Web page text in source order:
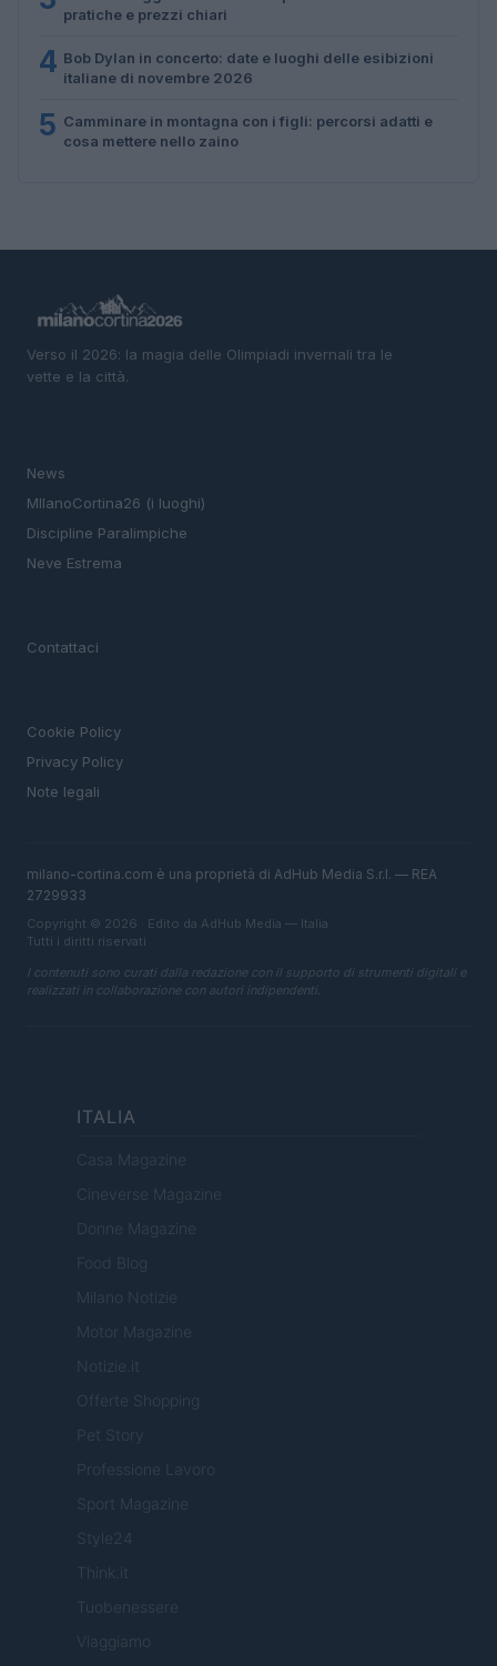
pratiche e prezzi chiari
4 Bob Dylan in concerto: date e luoghi delle esibizioni
italiane di novembre 2026
5 Camminare in montagna con i figli: percorsi adatti e
cosa mettere nello zaino
Verso il 2026: la magia delle Olimpiadi invernali tra le
vette e la città.
News
MIlanoCortina26 (i luoghi)
Discipline Paralimpiche
Neve Estrema
Contattaci
Cookie Policy
Privacy Policy
Note legali
milano-cortina.com è una proprietà di AdHub Media S.r.l. — REA
2729933
Copyright © 2026 · Edito da AdHub Media — Italia
Tutti i diritti riservati
I contenuti sono curati dalla redazione con il supporto di strumenti digitali e
realizzati in collaborazione con autori indipendenti.
ITALIA
Casa Magazine
Cineverse Magazine
Donne Magazine
Food Blog
Milano Notizie
Motor Magazine
Notizie.it
Offerte Shopping
Pet Story
Professione Lavoro
Sport Magazine
Style24
Think.it
Tuobenessere
Viaggiamo